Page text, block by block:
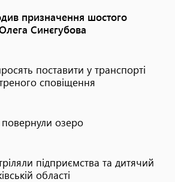
призначення шостого
Синєгубова
поставити у транспорті
сповіщення
озеро
підприємства та дитячий
області